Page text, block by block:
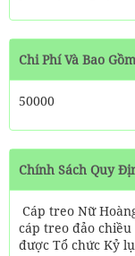
Chi Phí Và Bao
50000
Chính Sách Quy
Cáp treo Nữ
cáp treo đảo
được Tổ chức Kỷ